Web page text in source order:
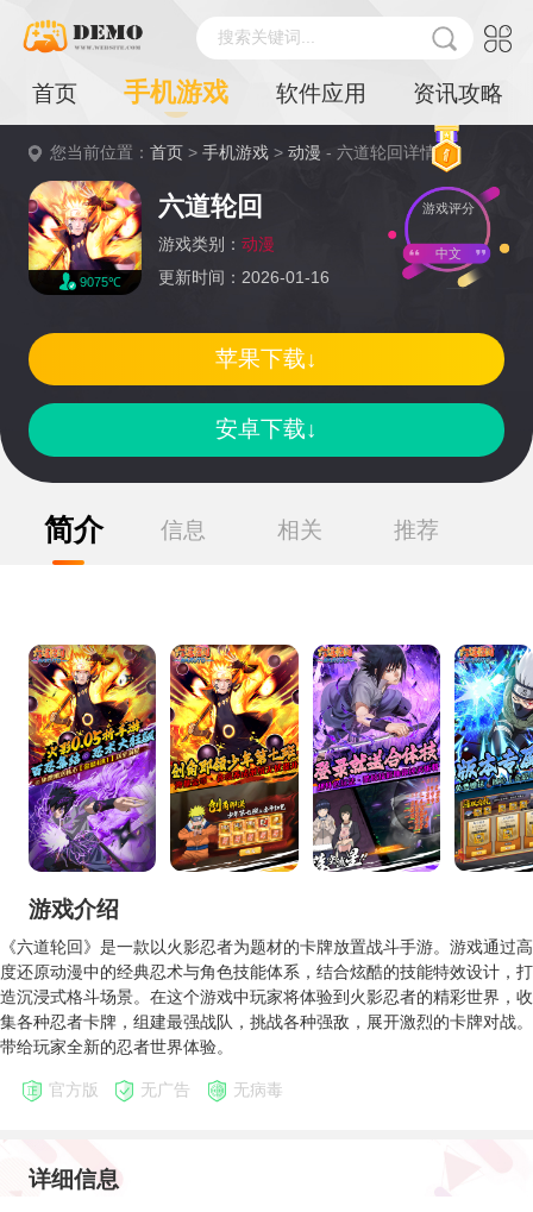
搜索关键词...
首页 手机游戏 软件应用 资讯攻略
您当前位置：首页 >手机游戏 >动漫 - 六道轮回详情
9075℃
六道轮回
游戏类别： 动漫
更新时间：2026-01-16
游戏评分
中文
安卓下载↓
苹果下载↓
简介 信息 相关 推荐
游戏介绍
《六道轮回》是一款以火影忍者为题材的卡牌放置战斗手游。游戏通过高
度还原动漫中的经典忍术与角色技能体系，结合炫酷的技能特效设计，打
造沉浸式格斗场景。在这个游戏中玩家将体验到火影忍者的精彩世界，收
集各种忍者卡牌，组建最强战队，挑战各种强敌，展开激烈的卡牌对战。
带给玩家全新的忍者世界体验。
官方版 无广告 无病毒
详细信息